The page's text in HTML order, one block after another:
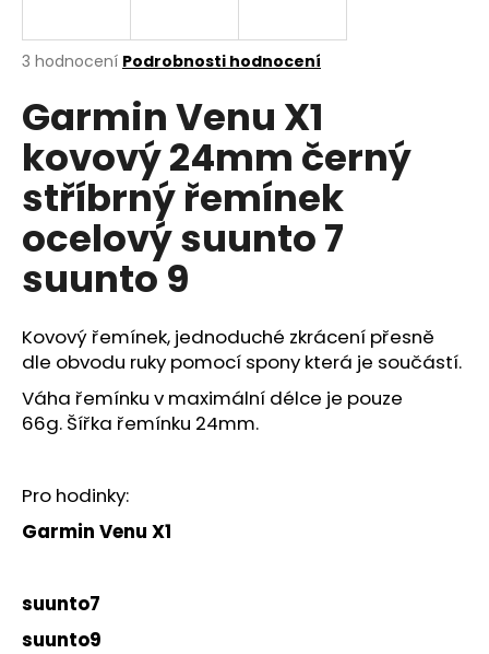
Průměrné
produktu
je
5,0
5
hvězdiček.
3 hodnocení Podrobnosti hodnocení
Garmin Venu X1
kovový 24mm černý
stříbrný řemínek
ocelový suunto 7
suunto 9
Kovový řemínek, jednoduché zkrácení přesně
dle obvodu ruky pomocí spony která je součástí.
Váha řemínku v maximální délce je pouze
66g. Šířka řemínku 24mm.
Pro hodinky:
Garmin Venu X1
suunto7
suunto9
j
t
?
HLEDAT
D
o
p
o
č
u
j
e